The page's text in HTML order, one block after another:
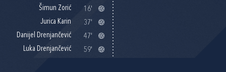
Šimun Zorić
16'
Jurica Karin
37'
Danijel Drenjančević
47'
Luka Drenjančević
59'